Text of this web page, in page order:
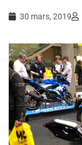
30 mars, 2019